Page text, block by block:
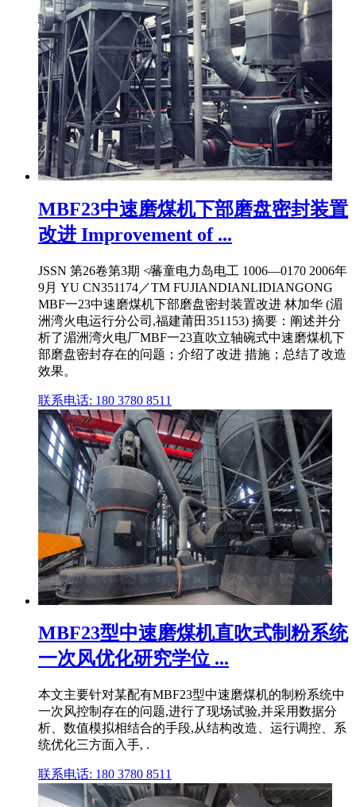
MBF23中速磨煤机下部磨盘密封装置
改进 Improvement of ...
JSSN 第26卷第3期 ≮蕃童电力岛电工 1006—0170 2006年
9月 YU CN351174／TM FUJIANDIANLIDIANGONG
MBF一23中速磨煤机下部磨盘密封装置改进 林加华 (湄
洲湾火电运行分公司,福建莆田351153) 摘要：阐述并分
析了湄洲湾火电厂MBF一23直吹立轴碗式中速磨煤机下
部磨盘密封存在的问题；介绍了改进 措施；总结了改造
效果。
联系电话: 180 3780 8511
MBF23型中速磨煤机直吹式制粉系统
一次风优化研究学位 ...
本文主要针对某配有MBF23型中速磨煤机的制粉系统中
一次风控制存在的问题,进行了现场试验,并采用数据分
析、数值模拟相结合的手段,从结构改造、运行调控、系
统优化三方面入手, .
联系电话: 180 3780 8511